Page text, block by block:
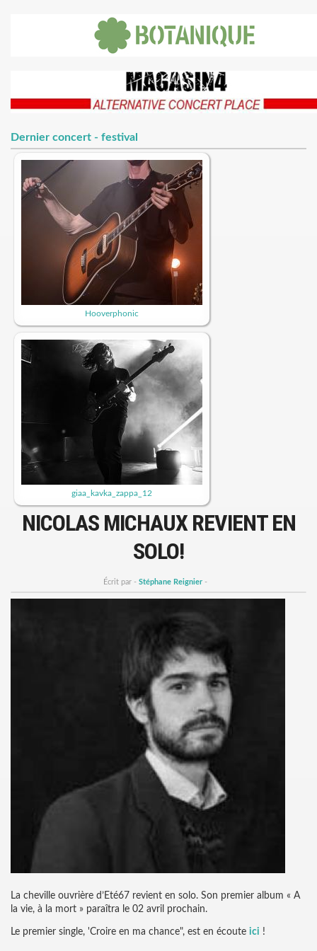
Dernier concert - festival
Hooverphonic
giaa_kavka_zappa_12
NICOLAS MICHAUX REVIENT EN
SOLO!
Écrit par - Stéphane Reignier-
La cheville ouvrière d’Eté67 revient en solo. Son premier album « A
la vie, à la mort » paraîtra le 02 avril prochain.
Le premier single, 'Croire en ma chance", est en écoute ici !